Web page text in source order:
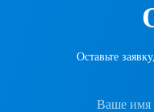
Оставьте